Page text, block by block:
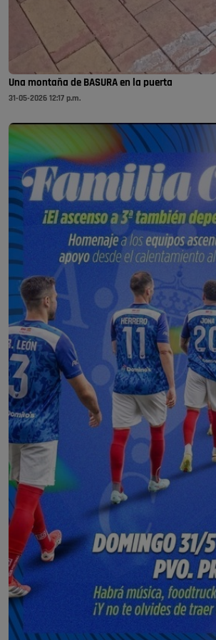
Una montaña de BASURA en la puerta
31-05-2026 12:17 p.m.